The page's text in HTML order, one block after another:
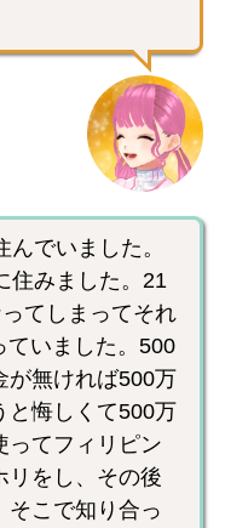
でいました。
住みました。21
てしまってそれ
ていました。500
が無ければ500万
悔しくて500万
ってフィリピン
リをし、その後
そこで知り合っ